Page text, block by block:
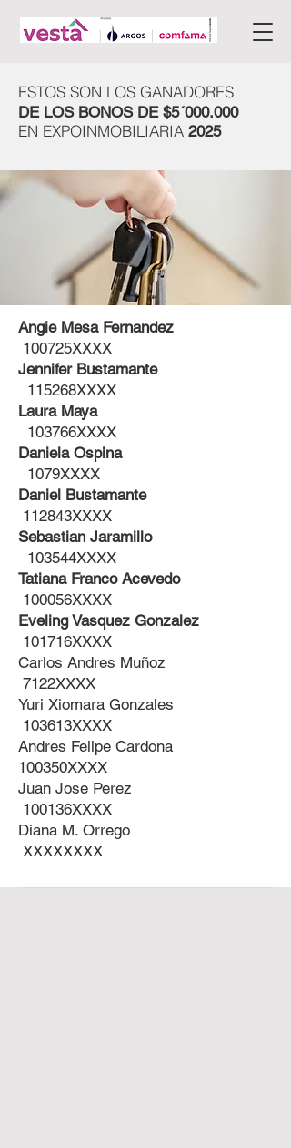
ESTOS SON LOS GANADORES
DE LOS BONOS DE $5´000.000
EN EXPOINMOBILIARIA 2025
Angie Mesa Fernandez
100725XXXX
Jennifer Bustamante
115268XXXX
Laura Maya
103766XXXX
Daniela Ospina
1079XXXX
Daniel Bustamante
112843XXXX
Sebastian Jaramillo
103544XXXX
Tatiana Franco Acevedo
100056XXXX
Eveling Vasquez Gonzalez
101716XXXX
Carlos Andres Muñoz
7122XXXX
Yuri Xiomara Gonzales
103613XXXX
Andres Felipe Cardona
100350XXXX
Juan Jose Perez
100136XXXX
Diana M. Orrego
XXXXXXXX